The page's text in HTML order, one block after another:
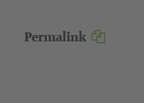
Permalink